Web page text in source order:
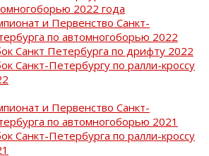
2022 года
и Первенство Санкт-
по автомногоборью 2022
Санкт Петербурга по дрифту 2022
Санкт-Петербургу по ралли-кроссу
и Первенство Санкт-
по автомногоборью 2021
Санкт-Петербурга по ралли-кроссу